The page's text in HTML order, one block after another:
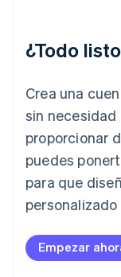
¿Todo
Crea una
sin
proporcionar
puedes
para que
Empezar
Irlanda
Italia
English
Japón
日本語English
Letonia
Liechtenstein
DeutschEnglish
English
Luxemburgo